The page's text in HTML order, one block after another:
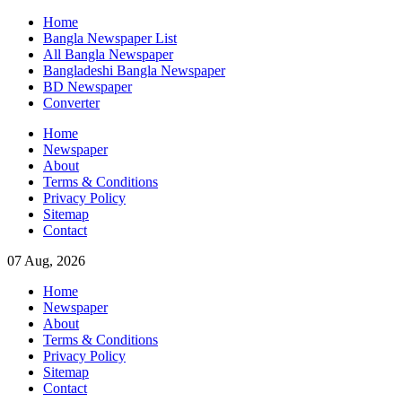
Skip
content
Home
Bangla Newspaper List
All Bangla Newspaper
Bangladeshi Bangla Newspaper
BD Newspaper
Converter
Home
Newspaper
About
Terms & Conditions
Privacy Policy
Sitemap
Contact
07 Aug, 2026
Home
Newspaper
About
Terms & Conditions
Privacy Policy
Sitemap
Contact